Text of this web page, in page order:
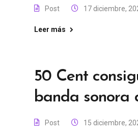
Post 17 diciembre,
Leer más
50 Cent
banda sonora
Post 15 diciembre,